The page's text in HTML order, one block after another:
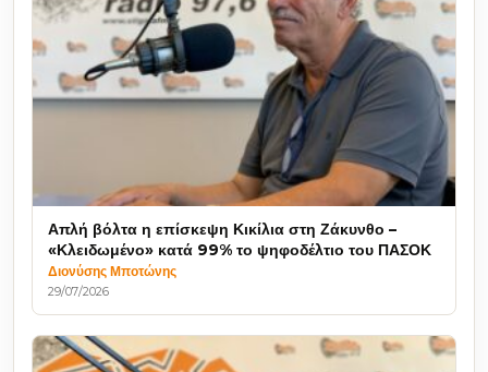
Απλή βόλτα η επίσκεψη Κικίλια στη Ζάκυνθο –
«Κλειδωμένο» κατά 99% το ψηφοδέλτιο του ΠΑΣΟΚ
Διονύσης Μποτώνης
29/07/2026